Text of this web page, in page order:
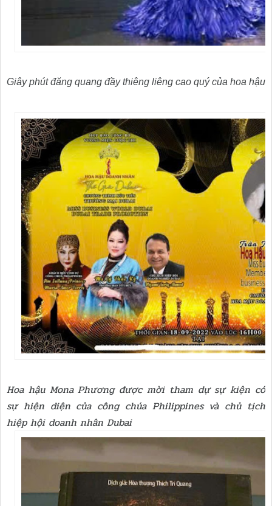
Giây phút đăng quang đầy thiêng liêng cao quý của hoa hậu
Hoa hậu Mona Phương được mời tham dự sự kiện có
sự hiện diện của công chúa Philippines và chủ tịch
hiệp hội doanh nhân Dubai